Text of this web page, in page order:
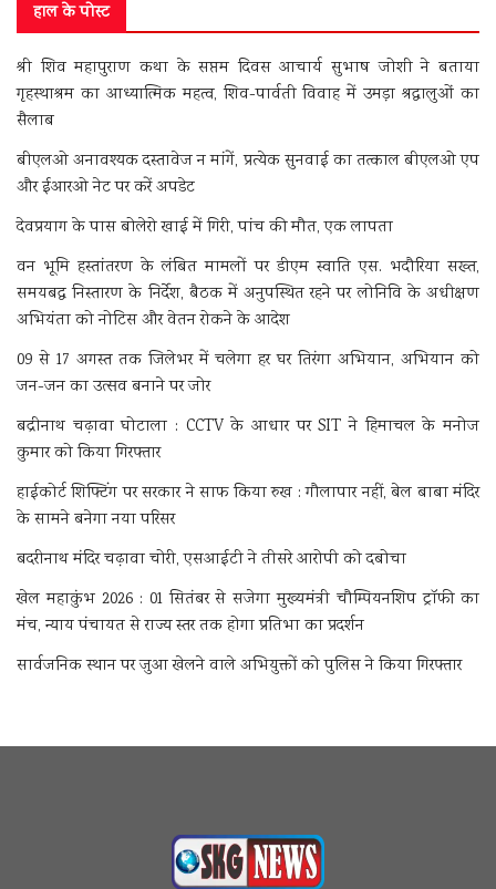
हाल के पोस्ट
श्री शिव महापुराण कथा के सप्तम दिवस आचार्य सुभाष जोशी ने बताया
गृहस्थाश्रम का आध्यात्मिक महत्व, शिव-पार्वती विवाह में उमड़ा श्रद्धालुओं का
सैलाब
बीएलओ अनावश्यक दस्तावेज न मांगें, प्रत्येक सुनवाई का तत्काल बीएलओ एप
और ईआरओ नेट पर करें अपडेट
देवप्रयाग के पास बोलेरो खाई में गिरी, पांच की मौत, एक लापता
वन भूमि हस्तांतरण के लंबित मामलों पर डीएम स्वाति एस. भदौरिया सख्त,
समयबद्ध निस्तारण के निर्देश, बैठक में अनुपस्थित रहने पर लोनिवि के अधीक्षण
अभियंता को नोटिस और वेतन रोकने के आदेश
09 से 17 अगस्त तक जिलेभर में चलेगा हर घर तिरंगा अभियान, अभियान को
जन-जन का उत्सव बनाने पर जोर
बद्रीनाथ चढ़ावा घोटाला : CCTV के आधार पर SIT ने हिमाचल के मनोज
कुमार को किया गिरफ्तार
हाईकोर्ट शिफ्टिंग पर सरकार ने साफ किया रुख : गौलापार नहीं, बेल बाबा मंदिर
के सामने बनेगा नया परिसर
बदरीनाथ मंदिर चढ़ावा चोरी, एसआईटी ने तीसरे आरोपी को दबोचा
खेल महाकुंभ 2026 : 01 सितंबर से सजेगा मुख्यमंत्री चौम्पियनशिप ट्रॉफी का
मंच, न्याय पंचायत से राज्य स्तर तक होगा प्रतिभा का प्रदर्शन
सार्वजनिक स्थान पर जुआ खेलने वाले अभियुक्तों को पुलिस ने किया गिरफ्तार